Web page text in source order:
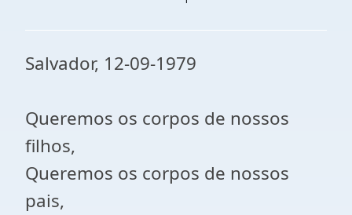
Salvador, 12-09-1979
Queremos os corpos de nossos
filhos,
Queremos os corpos de nossos
pais,